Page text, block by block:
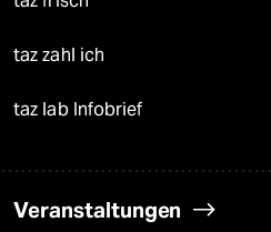
taz zahl ich
taz lab Infobrief
Veranstaltungen